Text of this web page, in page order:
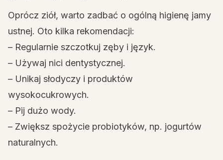
Oprócz ziół, warto zadbać o ogólną higienę jamy
ustnej. Oto kilka rekomendacji:
– Regularnie szczotkuj zęby i język.
– Używaj nici dentystycznej.
– Unikaj słodyczy i produktów
wysokocukrowych.
– Pij dużo wody.
– Zwiększ spożycie probiotyków, np. jogurtów
naturalnych.